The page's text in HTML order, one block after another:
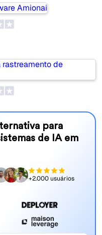
para
de IA em
+2.000 usuários